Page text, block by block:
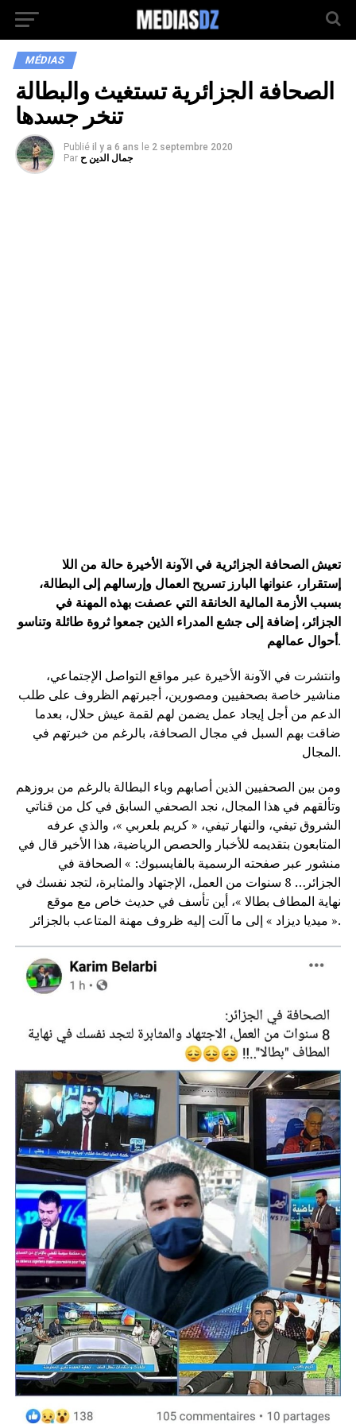
MÉDIAS
الصحافة الجزائرية تستغيث والبطالة
تنخر جسدها
Publié il y a 6 ans le 2 septembre 2020
Par جمال الدين ح
تعيش الصحافة الجزائرية في الآونة الأخيرة حالة من اللا
إستقرار، عنوانها البارز تسريح العمال وإرسالهم إلى البطالة،
بسبب الأزمة المالية الخانقة التي عصفت بهذه المهنة في
الجزائر، إضافة إلى جشع المدراء الذين جمعوا ثروة طائلة وتناسو
أحوال عمالهم.
وانتشرت في الآونة الأخيرة عبر مواقع التواصل الإجتماعي،
مناشير خاصة بصحفيين ومصورين، أجبرتهم الظروف على طلب
الدعم من أجل إيجاد عمل يضمن لهم لقمة عيش حلال، بعدما
ضاقت بهم السبل في مجال الصحافة، بالرغم من خبرتهم في
المجال.
ومن بين الصحفيين الذين أصابهم وباء البطالة بالرغم من بروزهم
وتألقهم في هذا المجال، نجد الصحفي السابق في كل من قناتي
الشروق تيفي، والنهار تيفي، « كريم بلعربي »، والذي عرفه
المتابعون بتقديمه للأخبار والحصص الرياضية، هذا الأخير قال في
منشور عبر صفحته الرسمية بالفايسبوك: » الصحافة في
الجزائر… 8 سنوات من العمل، الإجتهاد والمثابرة، لتجد نفسك في
نهاية المطاف بطالا »، أين تأسف في حديث خاص مع موقع
« ميديا ديزاد » إلى ما آلت إليه ظروف مهنة المتاعب بالجزائر.